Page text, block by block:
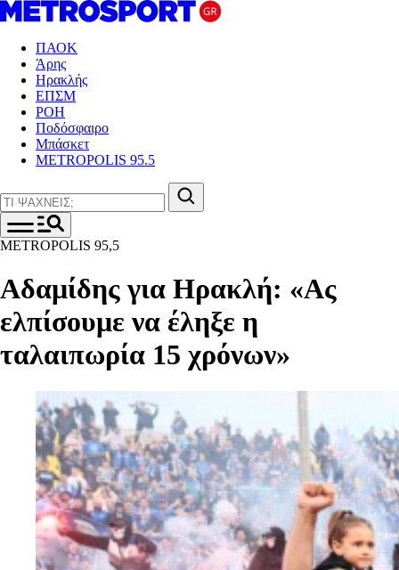
ΠΑΟΚ
Άρης
Ηρακλής
ΕΠΣΜ
ΡΟΗ
Ποδόσφαιρο
Μπάσκετ
METROPOLIS 95.5
METROPOLIS 95,5
Αδαμίδης για Ηρακλή: «Ας
ελπίσουμε να έληξε η
ταλαιπωρία 15 χρόνων»